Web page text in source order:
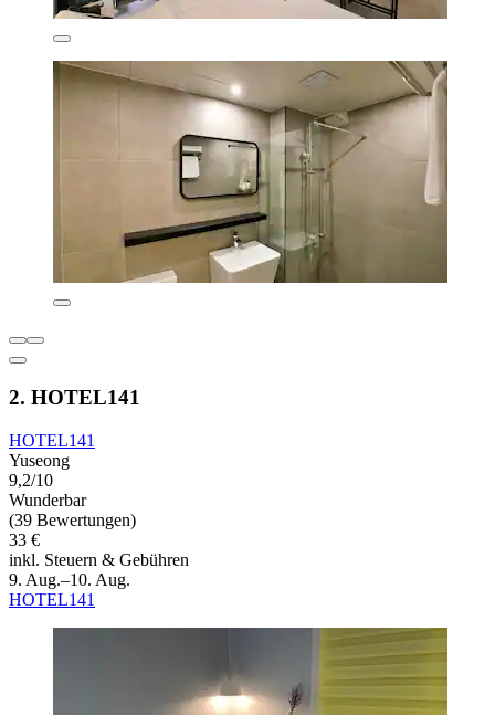
2. HOTEL141
HOTEL141
Yuseong
9,2/10
Wunderbar
(39 Bewertungen)
33 €
inkl. Steuern & Gebühren
9. Aug.–10. Aug.
HOTEL141